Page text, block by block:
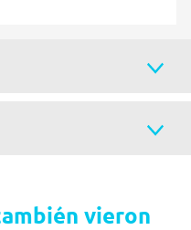
vieron